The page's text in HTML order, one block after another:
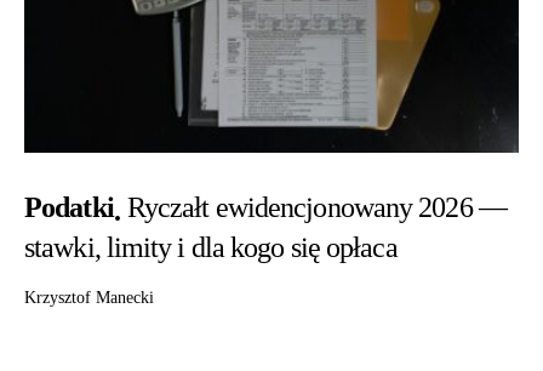
Podatki Ryczałt ewidencjonowany 2026 —
stawki, limity i dla kogo się opłaca
Krzysztof Manecki